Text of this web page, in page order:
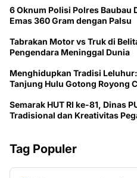
6 Oknum Polisi Polres Baubau
Emas 360 Gram dengan Palsu
Tabrakan Motor vs Truk di
Pengendara Meninggal Dunia
Menghidupkan Tradisi
Tanjung Hulu Gotong Royong
Semarak HUT RI ke-81, Dinas
Tradisional dan Kreativitas
Tag Populer